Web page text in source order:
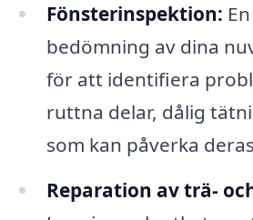
Fönsterinspektion:
bedömning av dina
för att identifiera
ruttna delar, dålig
som kan påverka
Reparation av trä-